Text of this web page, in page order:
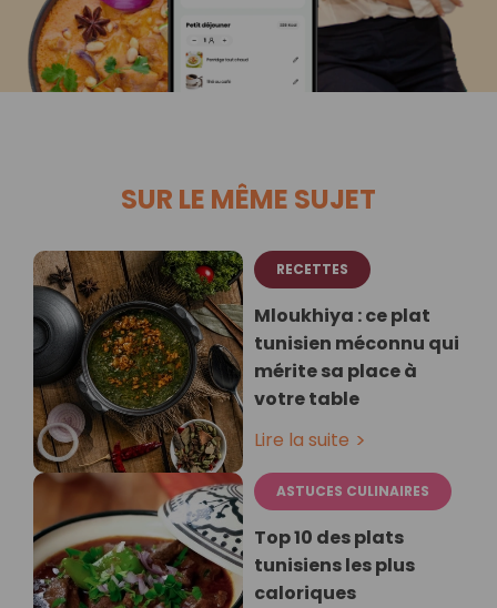
SUR LE MÊME SUJET
RECETTES
Mloukhiya : ce plat
tunisien méconnu qui
mérite sa place à
votre table
Lire la suite
ASTUCES CULINAIRES
Top 10 des plats
tunisiens les plus
caloriques